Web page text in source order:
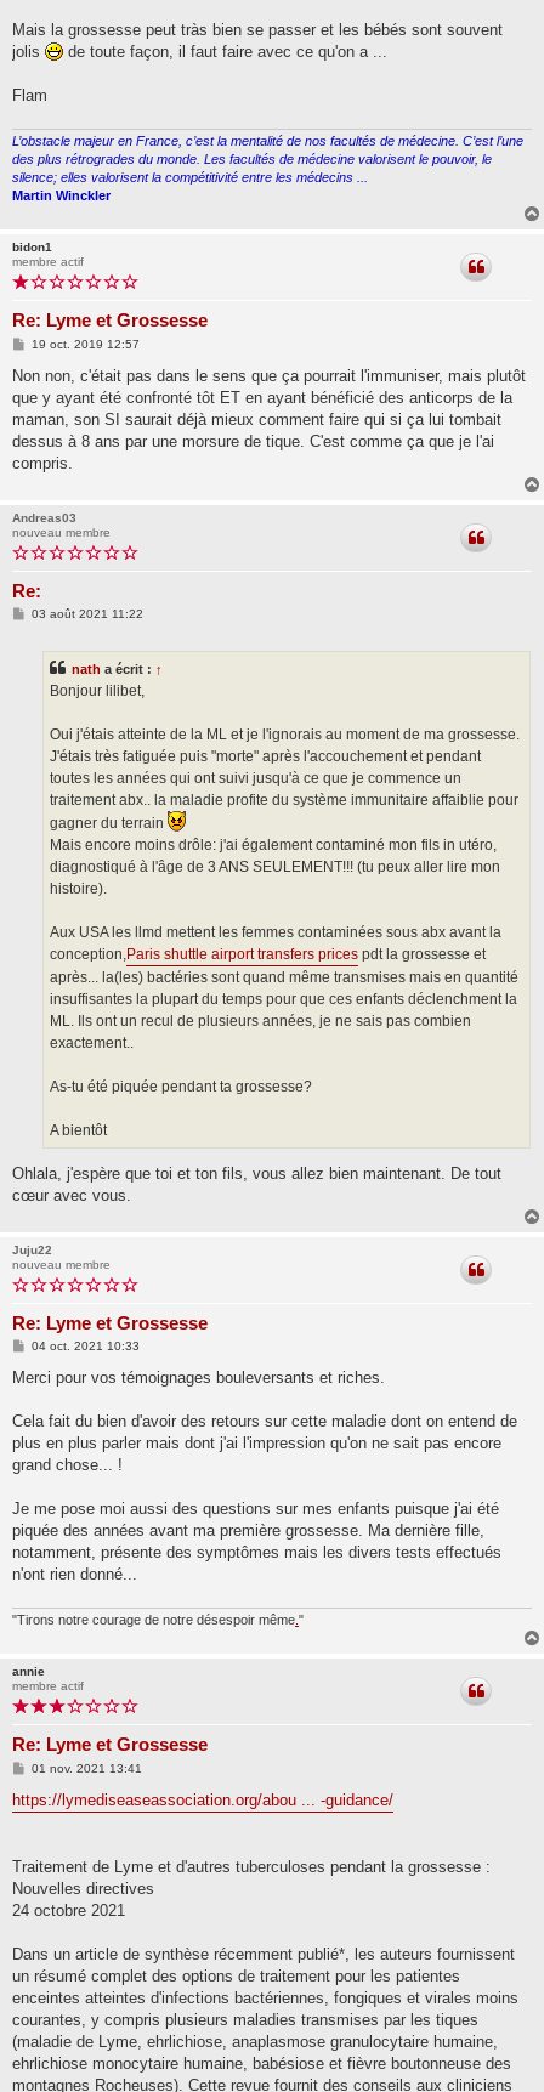
Mais la grossesse peut tràs bien se passer et les bébés sont souvent
jolis
de toute façon, il faut faire avec ce qu'on a ...
Flam
L’obstacle majeur en France, c’est la mentalité de nos facultés de médecine. C’est l’une
des plus rétrogrades du monde. Les facultés de médecine valorisent le pouvoir, le
silence; elles valorisent la compétitivité entre les médecins ...
Martin Winckler
bidon1
membre actif
Re: Lyme et Grossesse
M
s
a
g
19 oct. 2019 12:57
Non non, c'était pas dans le sens que ça pourrait l'immuniser, mais plutôt
que y ayant été confronté tôt ET en ayant bénéficié des anticorps de la
maman, son SI saurait déjà mieux comment faire qui si ça lui tombait
dessus à 8 ans par une morsure de tique. C'est comme ça que je l'ai
compris.
Andreas03
nouveau membre
Re:
M03 août 2021 11:22
nath a écrit : ↑
Bonjour lilibet,
Oui j'étais atteinte de la ML et je l'ignorais au moment de ma grossesse.
J'étais très fatiguée puis "morte" après l'accouchement et pendant
toutes les années qui ont suivi jusqu'à ce que je commence un
traitement abx.. la maladie profite du système immunitaire affaiblie pour
gagner du terrain
Mais encore moins drôle: j'ai également contaminé mon fils in utéro,
diagnostiqué à l'âge de 3 ANS SEULEMENT!!! (tu peux aller lire mon
histoire).
Aux USA les llmd mettent les femmes contaminées sous abx avant la
conception, Paris shuttle airport transfers prices pdt la grossesse et
après... la(les) bactéries sont quand même transmises mais en quantité
insuffisantes la plupart du temps pour que ces enfants déclenchment la
ML. Ils ont un recul de plusieurs années, je ne sais pas combien
exactement..
As-tu été piquée pendant ta grossesse?
A bientôt
Ohlala, j'espère que toi et ton fils, vous allez bien maintenant. De tout
cœur avec vous.
Juju22
nouveau membre
Re: Lyme et Grossesse
M
s
g
04 oct. 2021 10:33
Merci pour vos témoignages bouleversants et riches.
Cela fait du bien d'avoir des retours sur cette maladie dont on entend de
plus en plus parler mais dont j'ai l'impression qu'on ne sait pas encore
grand chose... !
Je me pose moi aussi des questions sur mes enfants puisque j'ai été
piquée des années avant ma première grossesse. Ma dernière fille,
notamment, présente des symptômes mais les divers tests effectués
n'ont rien donné...
"Tirons notre courage de notre désespoir même "
annie
membre actif
Re: Lyme et Grossesse
M
s
s
01 nov. 2021 13:41
https://lymediseaseassociation.org/abou ... -guidance/
Traitement de Lyme et d'autres tuberculoses pendant la grossesse :
Nouvelles directives
24 octobre 2021
Dans un article de synthèse récemment publié*, les auteurs fournissent
un résumé complet des options de traitement pour les patientes
enceintes atteintes d'infections bactériennes, fongiques et virales moins
courantes, y compris plusieurs maladies transmises par les tiques
(maladie de Lyme, ehrlichiose, anaplasmose granulocytaire humaine,
ehrlichiose monocytaire humaine, babésiose et fièvre boutonneuse des
montagnes Rocheuses). Cette revue fournit des conseils aux cliniciens